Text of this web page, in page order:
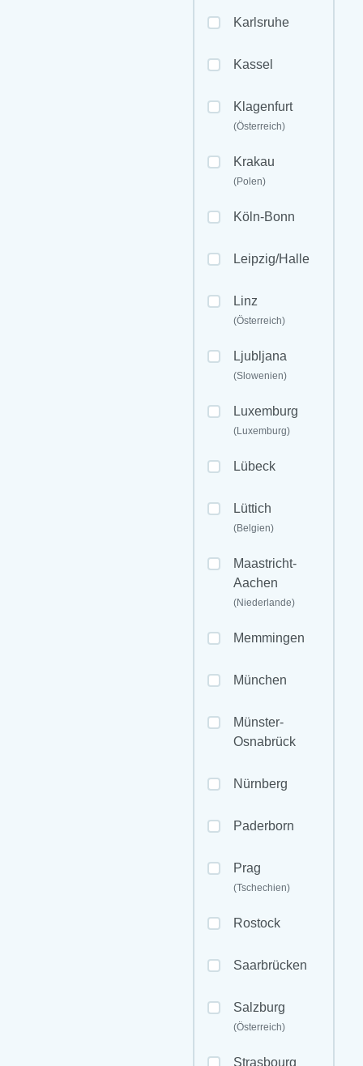
Karlsruhe
Kassel
Klagenfurt
(Österreich)
Krakau
(Polen)
Köln-Bonn
Leipzig/Halle
Linz
(Österreich)
Ljubljana
(Slowenien)
Luxemburg
(Luxemburg)
Lübeck
Lüttich
(Belgien)
Maastricht-
Aachen
(Niederlande)
Memmingen
München
Münster-
Osnabrück
Nürnberg
Paderborn
Prag
(Tschechien)
Rostock
Saarbrücken
Salzburg
(Österreich)
Strasbourg